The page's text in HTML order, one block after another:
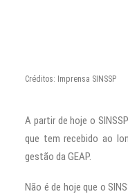
Créditos: Imprensa SINSSP
A partir de hoje o
que tem recebido ao
gestão da GEAP.
Não é de hoje que o